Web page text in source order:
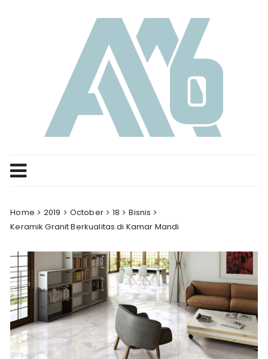
Home 2019 October 18
Bisnis
Keramik Granit Berkualitas di Kamar Mandi